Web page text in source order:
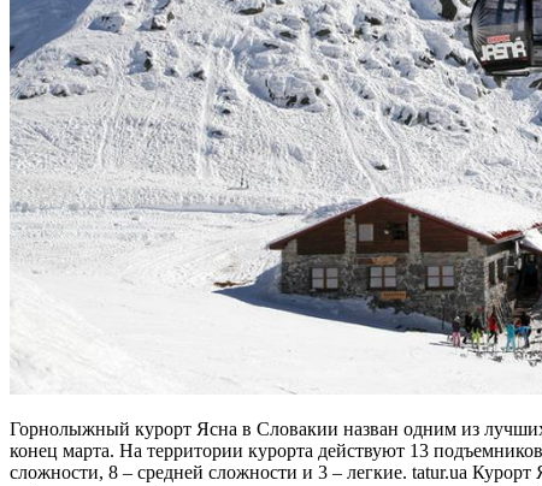
Горнолыжный курорт Ясна в Словакии назван одним из лучших
конец марта. На территории курорта действуют 13
сложности, 8 – средней сложности и 3 – легкие. tatur.ua